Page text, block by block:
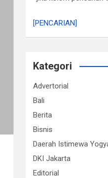
[PENCARIAN]
Kategori
Advertorial
Bali
Berita
Bisnis
Daerah Istimewa
DKI Jakarta
Editorial